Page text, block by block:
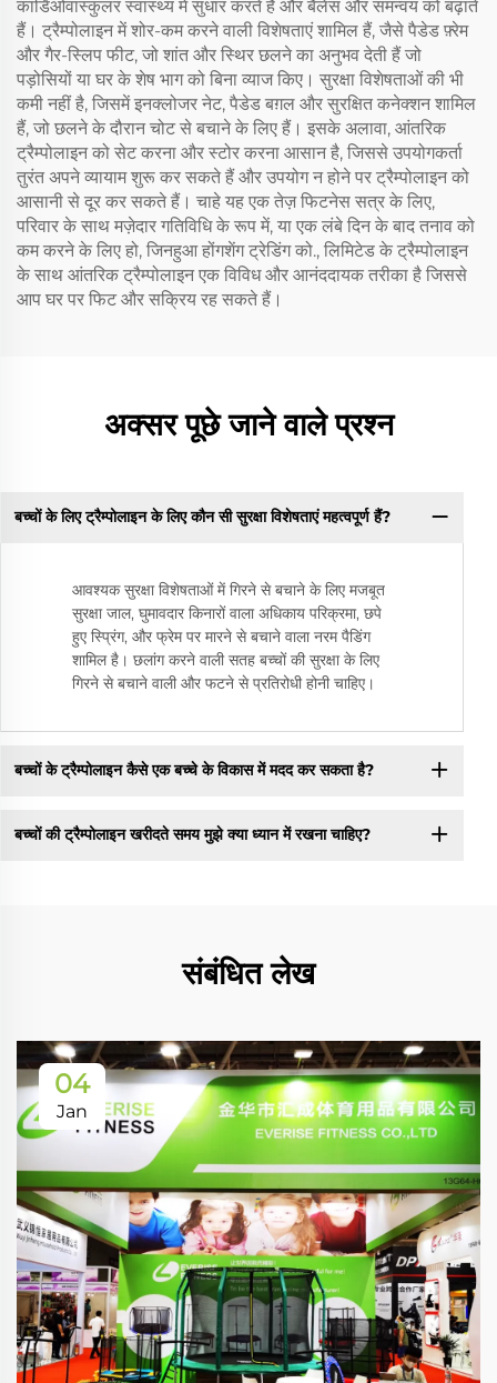
कार्डिओवास्कुलर स्वास्थ्य में सुधार करते हैं और बैलेंस और समन्वय को बढ़ाते
हैं। ट्रैम्पोलाइन में शोर-कम करने वाली विशेषताएं शामिल हैं, जैसे पैडेड फ़्रेम
और गैर-स्लिप फीट, जो शांत और स्थिर छलने का अनुभव देती हैं जो
पड़ोसियों या घर के शेष भाग को बिना व्याज किए। सुरक्षा विशेषताओं की भी
कमी नहीं है, जिसमें इनक्लोजर नेट, पैडेड बग़ल और सुरक्षित कनेक्शन शामिल
हैं, जो छलने के दौरान चोट से बचाने के लिए हैं। इसके अलावा, आंतरिक
ट्रैम्पोलाइन को सेट करना और स्टोर करना आसान है, जिससे उपयोगकर्ता
तुरंत अपने व्यायाम शुरू कर सकते हैं और उपयोग न होने पर ट्रैम्पोलाइन को
आसानी से दूर कर सकते हैं। चाहे यह एक तेज़ फिटनेस सत्र के लिए,
परिवार के साथ मज़ेदार गतिविधि के रूप में, या एक लंबे दिन के बाद तनाव को
कम करने के लिए हो, जिनहुआ होंगशेंग ट्रेडिंग को., लिमिटेड के ट्रैम्पोलाइन
के साथ आंतरिक ट्रैम्पोलाइन एक विविध और आनंददायक तरीका है जिससे
आप घर पर फिट और सक्रिय रह सकते हैं।
अक्सर पूछे जाने वाले प्रश्न
बच्चों के लिए ट्रैम्पोलाइन के लिए कौन सी सुरक्षा विशेषताएं महत्वपूर्ण हैं?
आवश्यक सुरक्षा विशेषताओं में गिरने से बचाने के लिए मजबूत
सुरक्षा जाल, घुमावदार किनारों वाला अधिकाय परिक्रमा, छपे
हुए स्प्रिंग, और फ्रेम पर मारने से बचाने वाला नरम पैडिंग
शामिल है। छलांग करने वाली सतह बच्चों की सुरक्षा के लिए
गिरने से बचाने वाली और फटने से प्रतिरोधी होनी चाहिए।
बच्चों के ट्रैम्पोलाइन कैसे एक बच्चे के विकास में मदद कर सकता है?
बच्चों की ट्रैम्पोलाइन खरीदते समय मुझे क्या ध्यान में रखना चाहिए?
संबंधित लेख
04
Jan